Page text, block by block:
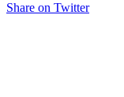
Share on Twitter